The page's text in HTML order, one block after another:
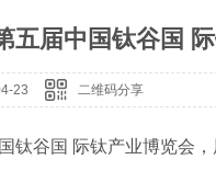
五届中国钛谷国
23 二维码分享
钛谷国 际钛产业博览会